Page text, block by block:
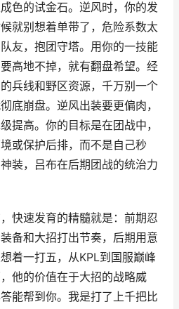
色的试金石。逆风时，你的发
就别想着单带了，危险系数太
友，抱团守塔。用你的一技能
高地不掉，就有翻盘希望。经
兵线和野区资源，千万别一个
底崩盘。逆风出装要更偏肉，
提高。你的目标是在团战中，
或保护后排，而不是自己秒
装，吕布在后期团战的统治力
快速发育的精髓就是：前期忍
备和大招打出节奏，后期用意
着一打五，从KPL到国服巅峰
他的价值在于大招的战略威
能帮到你。我是打了上千把比